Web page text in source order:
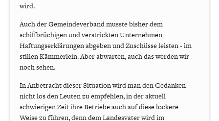
wird.
Auch der Gemeindeverband musste bisher dem
schiffbrüchigen und verstrickten Unternehmen
Haftungserklärungen abgeben und Zuschüsse leisten - im
stillen Kämmerlein. Aber abwarten, auch das werden wir
noch sehen.
In Anbetracht dieser Situation wird man den Gedanken
nicht los den Leuten zu empfehlen, in der aktuell
schwierigen Zeit ihre Betriebe auch auf diese lockere
Weise zu führen, denn dem Landesvater wird im